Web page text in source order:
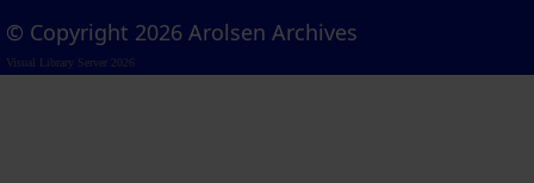
© Copyright 2026 Arolsen Archives
Visual Library Server 2026